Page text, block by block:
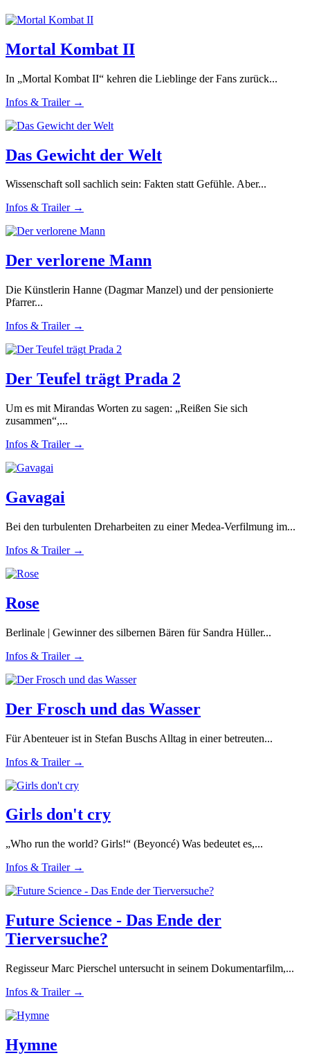
Mortal Kombat II
In „Mortal Kombat II“ kehren die Lieblinge der Fans zurück...
Infos & Trailer →
Das Gewicht der Welt
Wissenschaft soll sachlich sein: Fakten statt Gefühle. Aber...
Infos & Trailer →
Der verlorene Mann
Die Künstlerin Hanne (Dagmar Manzel) und der pensionierte
Pfarrer...
Infos & Trailer →
Der Teufel trägt Prada 2
Um es mit Mirandas Worten zu sagen: „Reißen Sie sich
zusammen“,...
Infos & Trailer →
Gavagai
Bei den turbulenten Dreharbeiten zu einer Medea-Verfilmung im...
Infos & Trailer →
Rose
Berlinale | Gewinner des silbernen Bären für Sandra Hüller...
Infos & Trailer →
Der Frosch und das Wasser
Für Abenteuer ist in Stefan Buschs Alltag in einer betreuten...
Infos & Trailer →
Girls don't cry
„Who run the world? Girls!“ (Beyoncé) Was bedeutet es,...
Infos & Trailer →
Future Science - Das Ende der
Tierversuche?
Regisseur Marc Pierschel untersucht in seinem Dokumentarfilm,...
Infos & Trailer →
Hymne